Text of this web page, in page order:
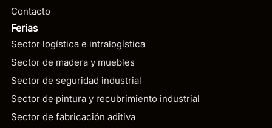
Contacto
Ferias
Sector logística e intralogística
Sector de madera y muebles
Sector de seguridad industrial
Sector de pintura y recubrimiento industrial
Sector de fabricación aditiva